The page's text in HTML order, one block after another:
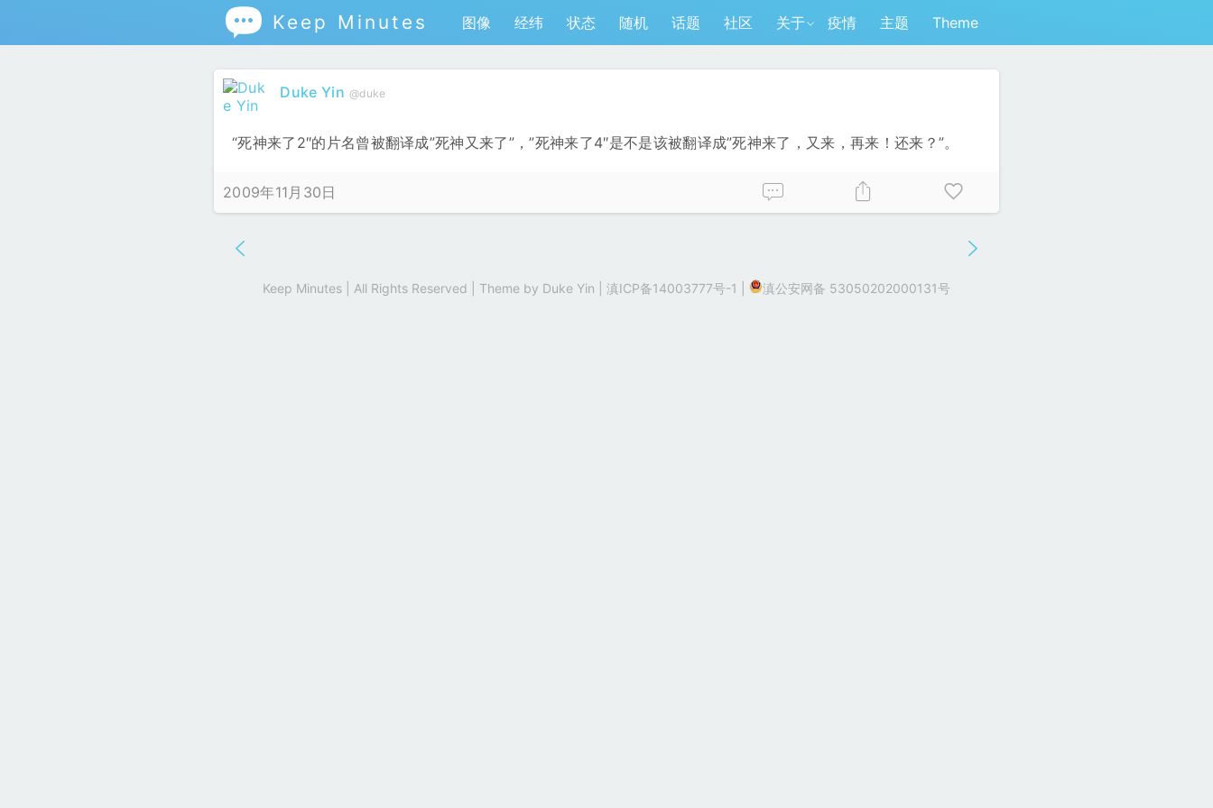
 Keep Minutes 图像 经纬 状态 随机 话题 社区 关于 疫情 主题 Theme
Duke Yin @duke
“死神来了2″的片名曾被翻译成”死神又来了”，”死神来了4″是不是该被翻译成”死神来了，又来，再来！还来？”。
2009年11月30日
Keep Minutes | All Rights Reserved | Theme by Duke Yin 滇ICP备14003777号-1 滇公安网备 53050202000131号